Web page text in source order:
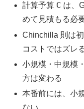
計算予算 C は、
めて見積もる必
Chinchilla 則は
コストではズレ
小規模・中規模
方は変わる
本番前には、小
ない